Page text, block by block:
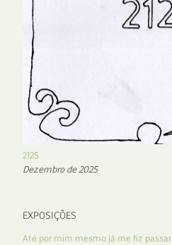
2125
Dezembro de 2025
EXPOSIÇÕES
Até por mim mesmo já me fiz passar